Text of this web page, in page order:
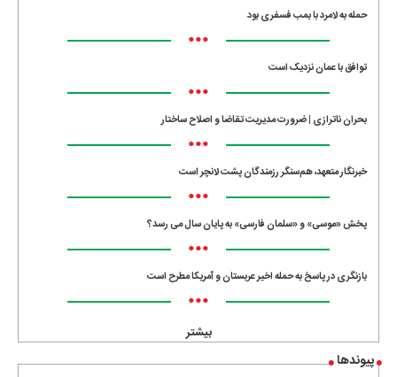
حمله به لامرد با بمب فسفری بود
•••
توافق با عمان نزدیک است
•••
بحران ناترازی | ضرورت مدیریت تقاضا و اصلاح ساختار
•••
خبرنگار متعهد، هم‌سنگر رزمندگان پشت لانچر است
•••
پخش «موسی» و «سلمان فارسی» به پایان سال می رسد؟
•••
بازنگری در پاسخ به حمله اخیر عربستان و آمریکا مطرح است
•••
بیشتر
پیوندها